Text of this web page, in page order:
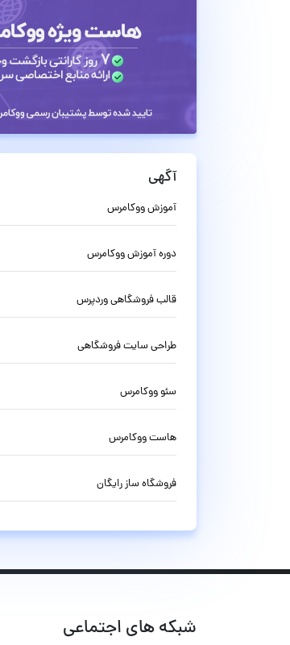
آگهی
آموزش ووکامرس
دوره آموزش ووکامرس
قالب فروشگاهی وردپرس
طراحی سایت فروشگاهی
سئو ووکامرس
هاست ووکامرس
فروشگاه ساز رایگان
شبکه های اجتماعی